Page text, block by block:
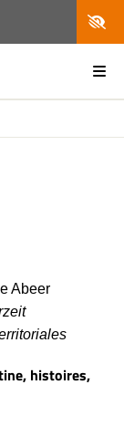
Abeer
histoires,